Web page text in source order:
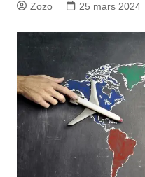
Zozo 25 mars 2024